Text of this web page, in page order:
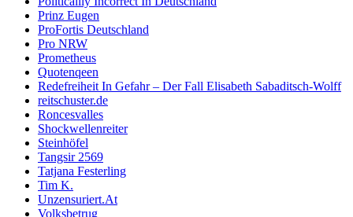
Prinz Eugen
ProFortis Deutschland
Pro NRW
Prometheus
Quotenqeen
Redefreiheit In Gefahr – Der Fall Elisabeth Sabaditsch-Wolff
reitschuster.de
Roncesvalles
Shockwellenreiter
Steinhöfel
Tangsir 2569
Tatjana Festerling
Tim K.
Unzensuriert.At
Volksbetrug